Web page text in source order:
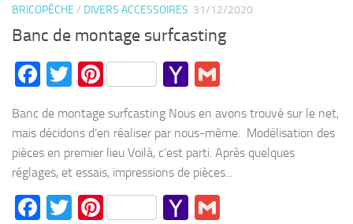
BRICOPÊCHE / DIVERS ACCESSOIRES 31/12/2020
Banc de montage surfcasting
Facebook
TwitterPinterestYahoo
Banc de montage surfcasting Nous en avons trouvé sur le net,
mais décidons d’en réaliser par nous-même. Modélisation des
pièces en premier lieu Voilà, c’est parti. Après quelques
réglages, et essais, impressions de pièces...
Facebook
TwitterPinterestYahoo